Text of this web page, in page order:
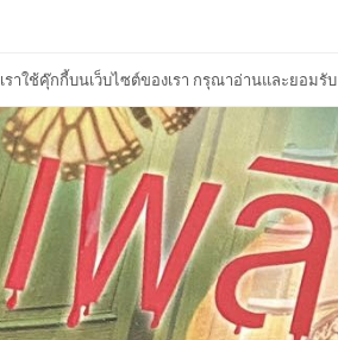
เราใช้คุ๊กกี้บนเว็บไซต์ของเรา กรุณาอ่านและยอมรับ